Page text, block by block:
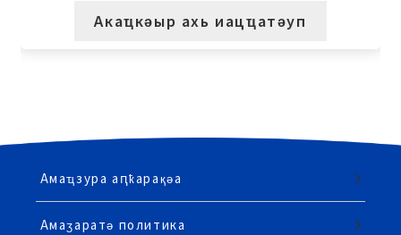
Акаҵкәыр ахь иацҵатәуп
Амаҵзура аԥҟарақәа
Амаӡаратә политика